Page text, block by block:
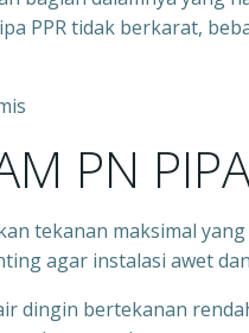
PPR tidak berkarat,
PN
tekanan maksimal
agar instalasi awet
dingin bertekanan